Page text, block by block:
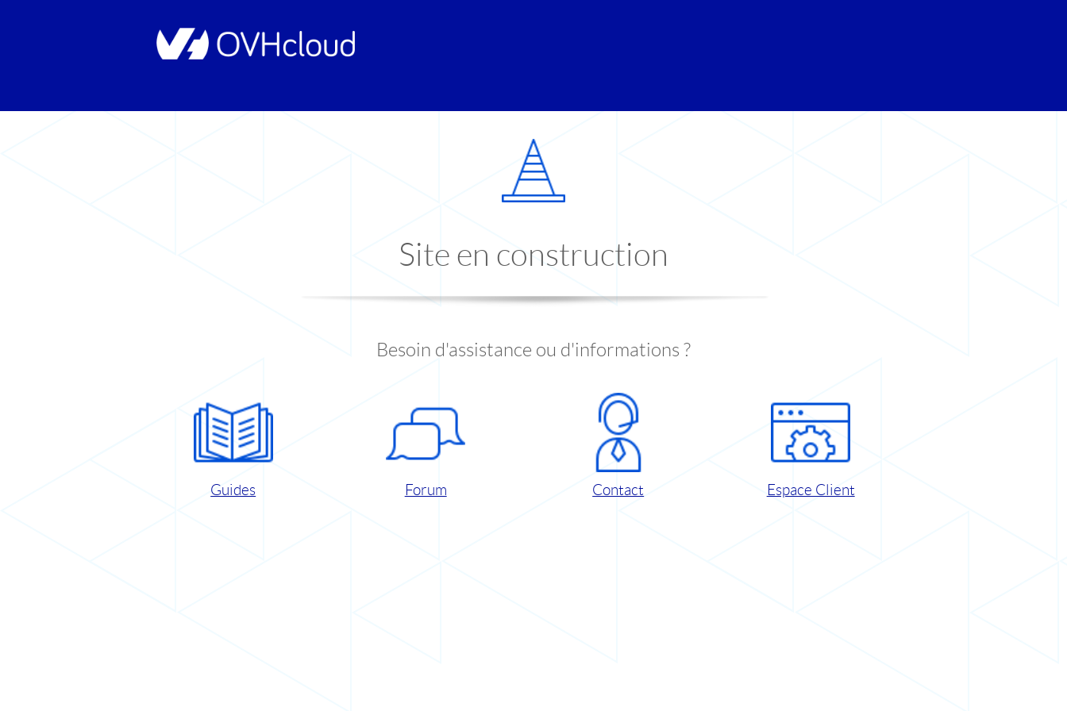
Site en construction
Besoin d'assistance ou d'informations ?
Guides Forum Contact Espace Client